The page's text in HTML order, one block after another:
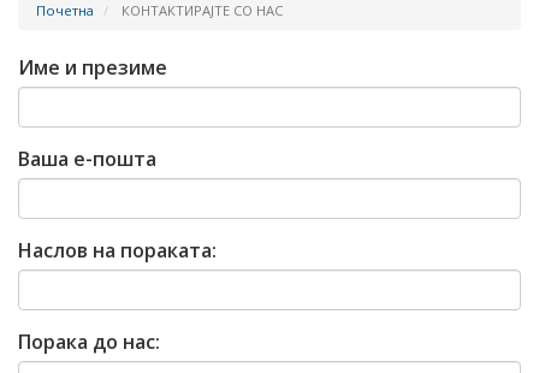
Почетна КОНТАКТИРАЈТЕ СО НАС
Име и презиме
Ваша е-пошта
Наслов на пораката:
Порака до нас: